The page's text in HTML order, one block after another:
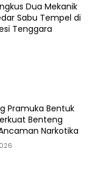
Dua Mekanik
Sabu Tempel di
Tenggara
Pramuka Bentuk
Benteng
Narkotika